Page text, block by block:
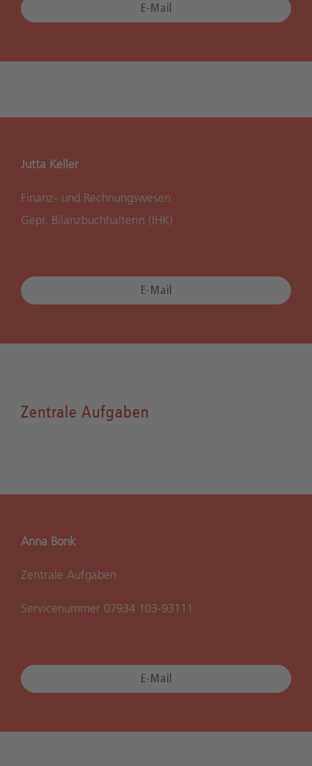
E-Mail
Jutta Keller
Finanz- und Rechnungswesen
Gepr. Bilanzbuchhalterin (IHK)
E-Mail
Zentrale Aufgaben
Anna Bonk
Zentrale Aufgaben
Servicenummer 07934 103-93111
E-Mail